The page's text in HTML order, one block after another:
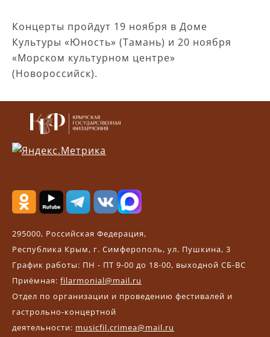
Концерты пройдут 19 ноября в Доме
Культуры «Юность» (Тамань) и 20 ноября
«Морском культурном центре»
(Новороссийск).
295000, Российская Федерация,
Республика Крым, г. Симферополь, ул. Пушкина, 3
График работы: ПН - ПТ 9-00 до 18-00, выходной СБ-ВС
Приёмная: filarmonial@mail.ru
Отдел по организации и проведению фестивалей и
гастрольно-концертной
деятельности: musicfil.crimea@mail.ru